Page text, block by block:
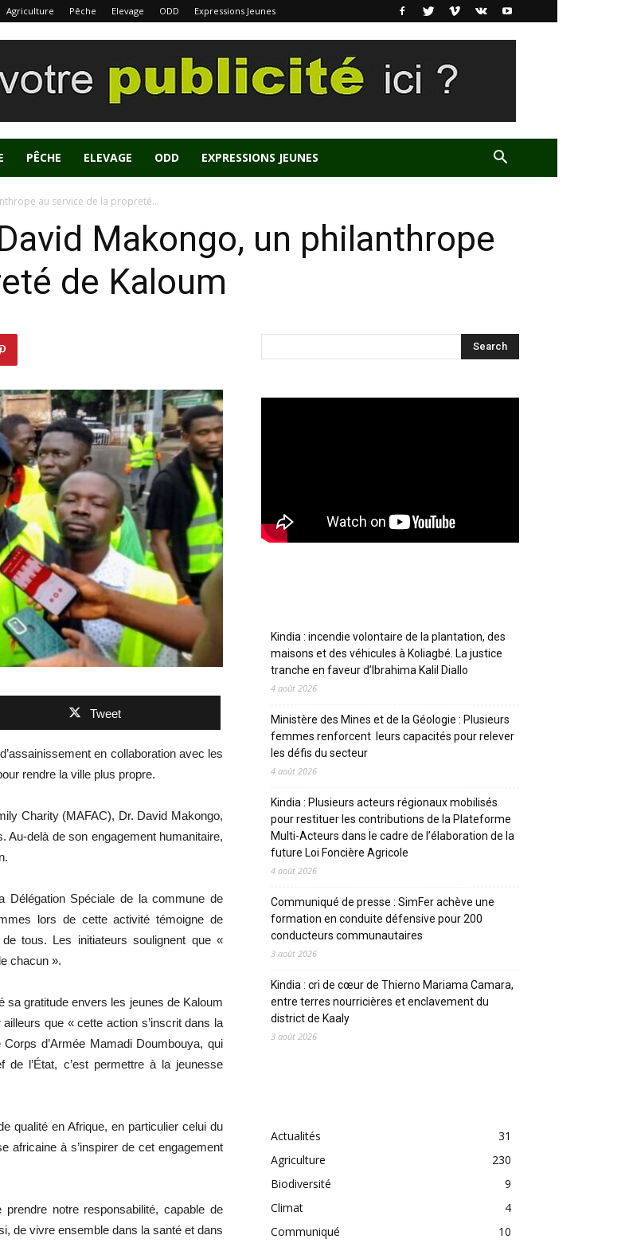
Agriculture Pêche Elevage ODD Expressions Jeunes
PÊCHE ELEVAGE ODD EXPRESSIONS JEUNES
au service de la propreté...
Makongo, un philanthrope
de Kaloum
Tweet
en collaboration avec les
rendre la ville plus propre.
Charity (MAFAC), Dr. David Makongo,
Au-delà de son engagement humanitaire,
Spéciale de la commune de
lors de cette activité témoigne de
tous. Les initiateurs soulignent que «
chacun ».
sa gratitude envers les jeunes de Kaloum
que « cette action s’inscrit dans la
d’Armée Mamadi Doumbouya, qui
l’État, c’est permettre à la jeunesse
qualité en Afrique, en particulier celui du
africaine à s’inspirer de cet engagement
notre responsabilité, capable de
de vivre ensemble dans la santé et dans
Kindia : incendie volontaire de la plantation, des
maisons et des véhicules à Koliagbé. La justice
tranche en faveur d’Ibrahima Kalil Diallo
4 août 2026
Ministère des Mines et de la Géologie : Plusieurs
femmes renforcent leurs capacités pour relever
les défis du secteur
4 août 2026
Kindia : Plusieurs acteurs régionaux mobilisés
pour restituer les contributions de la Plateforme
Multi-Acteurs dans le cadre de l’élaboration de la
future Loi Foncière Agricole
4 août 2026
Communiqué de presse : SimFer achève une
formation en conduite défensive pour 200
conducteurs communautaires
3 août 2026
Kindia : cri de cœur de Thierno Mariama Camara,
entre terres nourricières et enclavement du
district de Kaaly
3 août 2026
Actualités
31
Agriculture
230
Biodiversité
9
Climat
4
Communiqué
10